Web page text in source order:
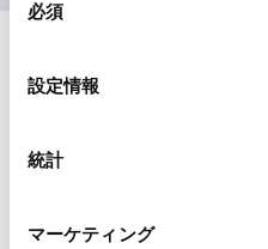
必須
設定情報
統計
マーケティング
ドキュメントとファイル
カタログ